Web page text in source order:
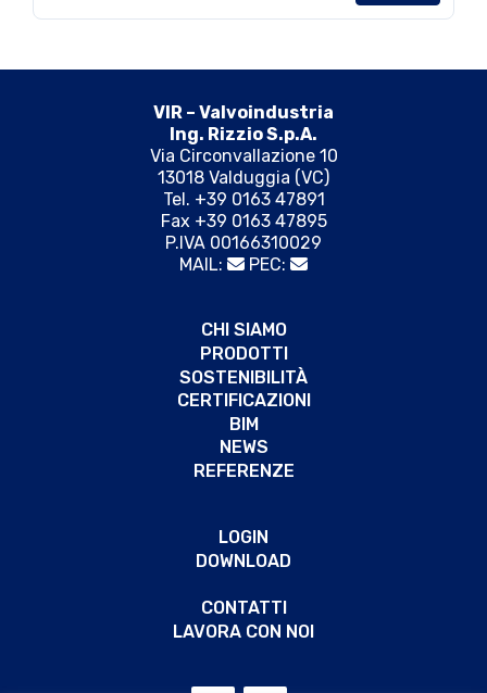
VIR – Valvoindustria
Ing. Rizzio S.p.A.
Via Circonvallazione 10
13018 Valduggia (VC)
Tel. +39 0163 47891
Fax +39 0163 47895
P.IVA 00166310029
MAIL:
PEC:
CHI SIAMO
PRODOTTI
SOSTENIBILITÀ
CERTIFICAZIONI
BIM
NEWS
REFERENZE
LOGIN
DOWNLOAD
CONTATTI
LAVORA CON NOI